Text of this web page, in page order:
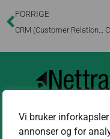
Vi bruker
annonser og for
FORRIGE
Kontakt oss